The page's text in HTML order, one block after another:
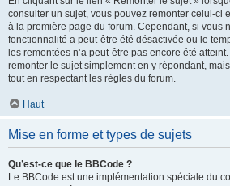
consulter un sujet, vous pouvez remonter celui-ci
à la première page du forum. Cependant, si vous
fonctionnalité a peut-être été désactivée ou le
les remontées n’a peut-être pas encore été
remonter le sujet simplement en y répondant,
tout en respectant les règles du forum.
Haut
Mise en forme et types de sujets
Qu’est-ce que le BBCode ?
Le BBCode est une implémentation spéciale du